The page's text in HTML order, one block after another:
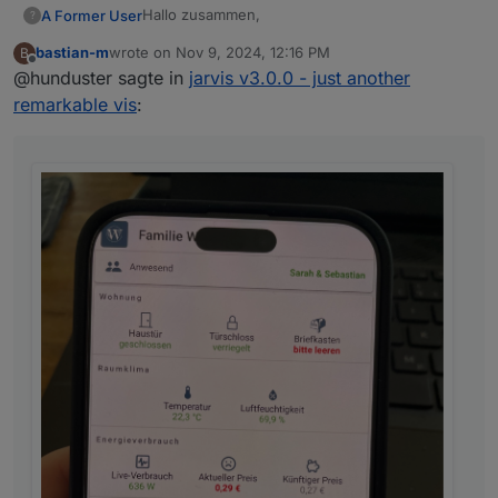
? A Former UserHallo zusammen,
ich hab mal eine saudumme Frage:
B
Offline
bastian-mwrote on Nov 9, 2024, 12:16 PM
last edited by
@hunduster sagte in jarvis v3.0.0 - just another
remarkable vis: